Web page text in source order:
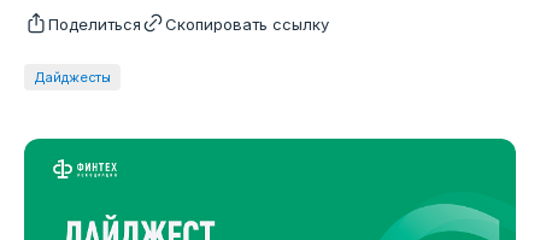
Дайджесты
Поделиться Скопировать ссылку